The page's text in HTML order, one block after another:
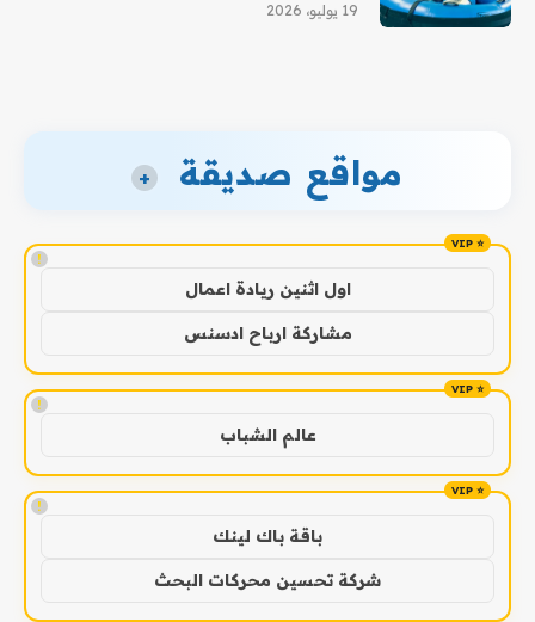
19 يوليو، 2026
مواقع صديقة +
!
اول اثنين ريادة اعمال
مشاركة ارباح ادسنس
!
عالم الشباب
!
باقة باك لينك
شركة تحسين محركات البحث